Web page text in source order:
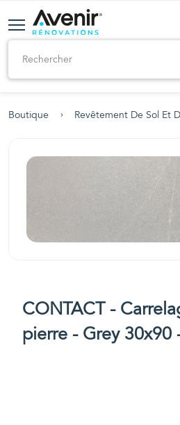
Boutique Revêtement De Sol Et
CONTACT -
pierre - Grey 30x90